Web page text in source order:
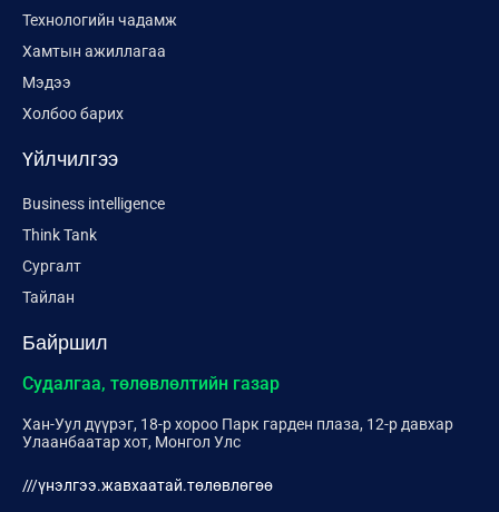
Технологийн чадамж
Хамтын ажиллагаа
Мэдээ
Холбоо барих
Үйлчилгээ
Business intelligence
Think Tank
Сургалт
Тайлан
Байршил
Судалгаа, төлөвлөлтийн газар
Хан-Уул дүүрэг, 18-р хороо Парк гарден плаза, 12-р давхар
Улаанбаатар хот, Монгол Улс
///үнэлгээ.жавхаатай.төлөвлөгөө